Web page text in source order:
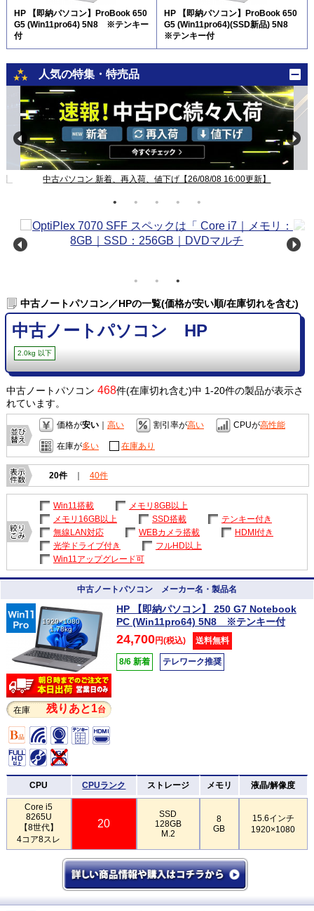
HP 【即納パソコン】ProBook 650
G5 (Win11pro64) 5N8 ※テンキー
付
HP 【即納パソコン】ProBook 650
G5 (Win11pro64)(SSD新品) 5N8
※テンキー付
人気の特集・特売品
中古パソコン 新着、再入荷、値下げ【26/08/08 16:00更新】
中古ノートパソコン／HPの一覧(価格が安い順/在庫切れを含む)
中古ノートパソコン HP
2.0kg 以下
中古ノートパソコン 468件(在庫切れ含む)中 1-20件の製品が表示さ
れています。
価格が安い｜ 高い 割引率が高い CPUが高性能
在庫が多い 在庫あり
20件 ｜ 40件
Win11搭載
メモリ8GB以上
メモリ16GB以上
SSD搭載
テンキー付き
無線LAN対応
WEBカメラ搭載
HDMI付き
光学ドライブ付き
フルHD以上
Win11アップグレード可
中古ノートパソコン メーカー名・製品名
1920×1080
1.78kg
在庫 残りあと1台
HP 【即納パソコン】 250 G7 Notebook
PC (Win11pro64) 5N8 ※テンキー付
24,700円(税込) 送料無料
8/6 新着 テレワーク推奨
CPU CPUランク ストレージ メモリ 液晶/解像度
Core i5
8265U
【8世代】
4コア8スレ
20
SSD
128GB
M.2
8
GB
15.6インチ
1920×1080